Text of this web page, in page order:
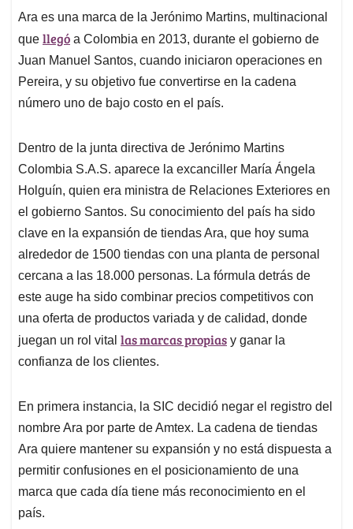
Ara es una marca de la Jerónimo Martins, multinacional
que llegó a Colombia en 2013, durante el gobierno de
Juan Manuel Santos, cuando iniciaron operaciones en
Pereira, y su objetivo fue convertirse en la cadena
número uno de bajo costo en el país.
Dentro de la junta directiva de Jerónimo Martins
Colombia S.A.S. aparece la excanciller María Ángela
Holguín, quien era ministra de Relaciones Exteriores en
el gobierno Santos. Su conocimiento del país ha sido
clave en la expansión de tiendas Ara, que hoy suma
alrededor de 1500 tiendas con una planta de personal
cercana a las 18.000 personas. La fórmula detrás de
este auge ha sido combinar precios competitivos con
una oferta de productos variada y de calidad, donde
juegan un rol vital las marcas propias y ganar la
confianza de los clientes.
En primera instancia, la SIC decidió negar el registro del
nombre Ara por parte de Amtex. La cadena de tiendas
Ara quiere mantener su expansión y no está dispuesta a
permitir confusiones en el posicionamiento de una
marca que cada día tiene más reconocimiento en el
país.